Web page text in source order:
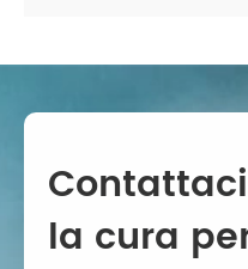
la cura